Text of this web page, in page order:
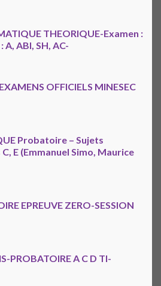
THEORIQUE-Examen :
A, ABI, SH, AC-
OFFICIELS MINESEC
Probatoire – Sujets
E (Emmanuel Simo, Maurice
EPREUVE ZERO-SESSION
PROBATOIRE A C D TI-